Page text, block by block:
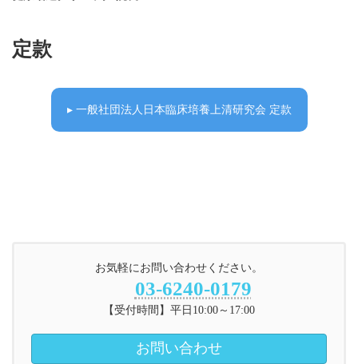
定款
▸ 一般社団法人日本臨床培養上清研究会 定款
お気軽にお問い合わせください。
03-6240-0179
【受付時間】平日10:00～17:00
お問い合わせ